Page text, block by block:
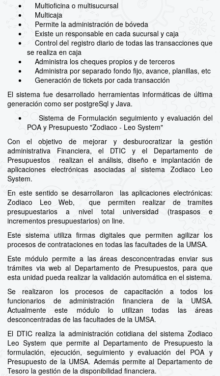
Multioficina o multisucursal
Multicaja
Permite la administración de bóveda
Existe un responsable en cada sucursal y caja
Control del registro diario de todas las transacciones que
se realiza en caja
Administra los cheques propios y de terceros
Administra por separado fondo fijo, avance, planillas, etc
Generación de tickets por cada transacción
El sistema fue desarrollado herramientas informáticas de última
generación como ser postgreSql y Java.
Sistema de Formulación seguimiento y evaluación del
POA y Presupuesto "Zodiaco - Leo System"
Con el objetivo de mejorar y desburocratizar la gestión
administrativa Financiera, el DTIC y el Departamento de
Presupuestos realizan el análisis, diseño e implantación de
aplicaciones electrónicas asociadas al sistema Zodiaco Leo
System.
En este sentido se desarrollaron las aplicaciones electrónicas:
Zodiaco Leo Web, que permiten realizar de tramites
presupuestarios a nivel total universidad (traspasos e
incrementos presupuestarios) on line.
Este sistema utiliza firmas digitales que permiten agilizar los
procesos de contrataciones en todas las facultades de la UMSA.
Este módulo permite a las áreas desconcentradas enviar sus
trámites via web al Departamento de Presupuestos, para que
esta unidad pueda realizar la validación automática en el sistema.
Se realizaron los procesos de capacitación a todos los
funcionarios de administración financiera de la UMSA.
Actualmente este módulo lo utilizan todas las áreas
desconcentradas de las facultades de la UMSA.
El DTIC realiza la administración cotidiana del sistema Zodiaco
Leo System que permite al Departamento de Presupuesto la
formulación, ejecución, seguimiento y evaluación del POA y
Presupuesto de la UMSA. Además permite al Departamento de
Tesoro la gestión de la disponibilidad financiera.